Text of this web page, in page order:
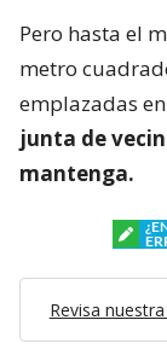
Pero hasta el
metro
emplazadas
junta de
mantenga.
Revisa